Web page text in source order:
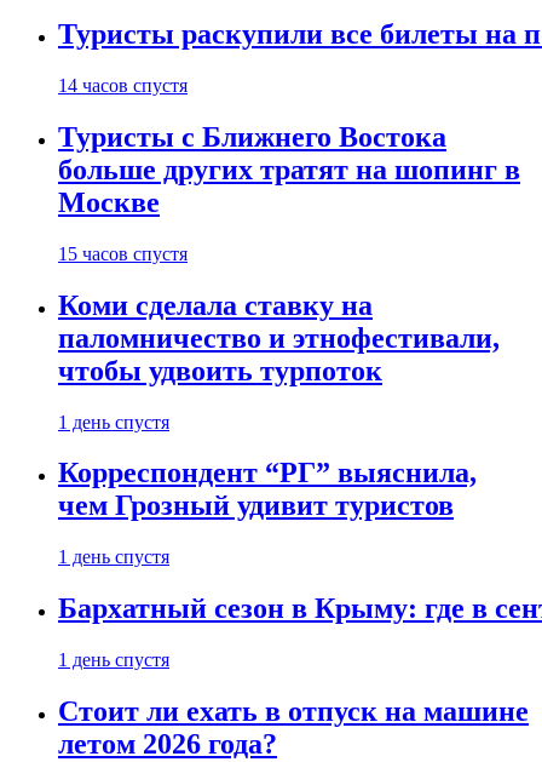
Туристы раскупили все билеты на
14 часов спустя
Туристы с Ближнего Востока
больше других тратят на шопинг в
Москве
15 часов спустя
Коми сделала ставку на
паломничество и этнофестивали,
чтобы удвоить турпоток
1 день спустя
Корреспондент “РГ” выяснила,
чем Грозный удивит туристов
1 день спустя
Бархатный сезон в Крыму: где в
1 день спустя
Стоит ли ехать в отпуск на машине
летом 2026 года?